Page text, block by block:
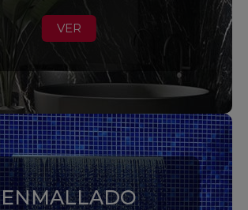
VER
ENMALLADO